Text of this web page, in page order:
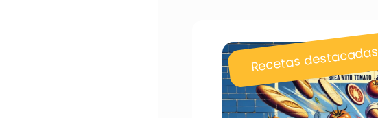
Recetas destacadas